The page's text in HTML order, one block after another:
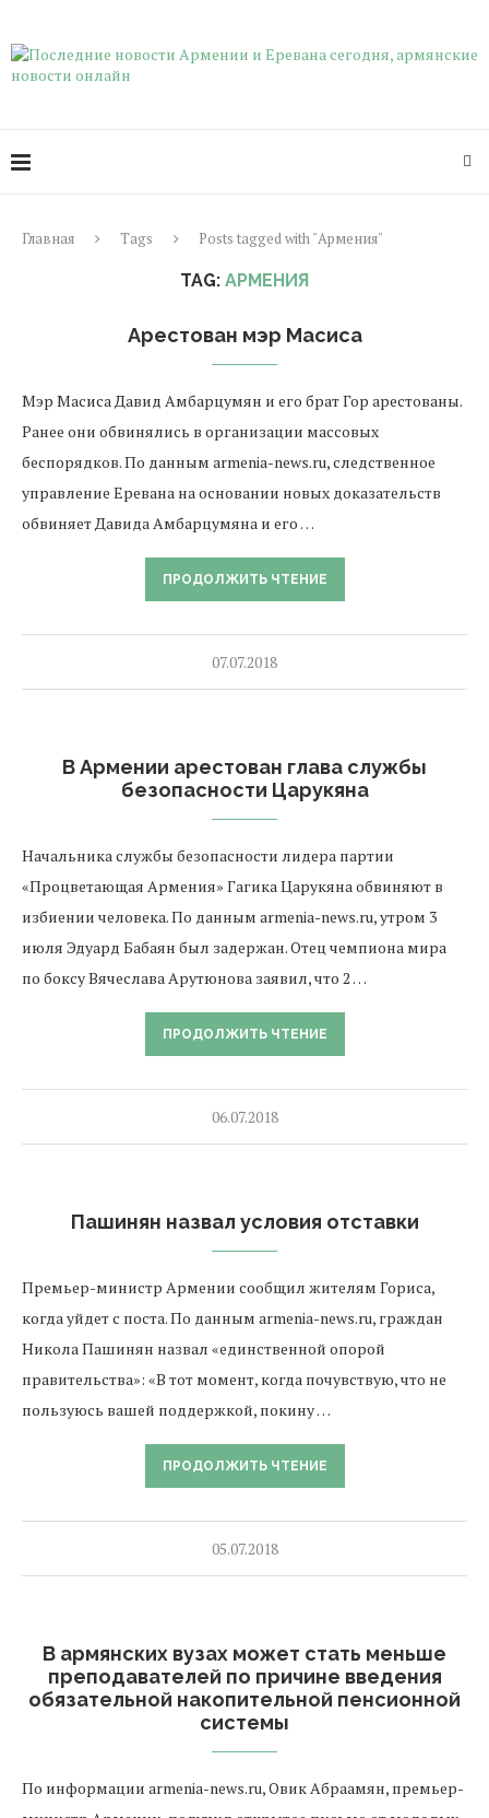
Главная Tags Posts tagged with "Армения"
TAG: АРМЕНИЯ
Арестован мэр Масиса
Мэр Масиса Давид Амбарцумян и его брат Гор арестованы.
Ранее они обвинялись в организации массовых
беспорядков. По данным armenia-news.ru, следственное
управление Еревана на основании новых доказательств
обвиняет Давида Амбарцумяна и его …
ПРОДОЛЖИТЬ ЧТЕНИЕ
07.07.2018
В Армении арестован глава службы
безопасности Царукяна
Начальника службы безопасности лидера партии
«Процветающая Армения» Гагика Царукяна обвиняют в
избиении человека. По данным armenia-news.ru, утром 3
июля Эдуард Бабаян был задержан. Отец чемпиона мира
по боксу Вячеслава Арутюнова заявил, что 2 …
ПРОДОЛЖИТЬ ЧТЕНИЕ
06.07.2018
Пашинян назвал условия отставки
Премьер-министр Армении сообщил жителям Гориса,
когда уйдет с поста. По данным armenia-news.ru, граждан
Никола Пашинян назвал «единственной опорой
правительства»: «В тот момент, когда почувствую, что не
пользуюсь вашей поддержкой, покину …
ПРОДОЛЖИТЬ ЧТЕНИЕ
05.07.2018
В армянских вузах может стать меньше
преподавателей по причине введения
обязательной накопительной пенсионной
системы
По информации armenia-news.ru, Овик Абраамян, премьер-